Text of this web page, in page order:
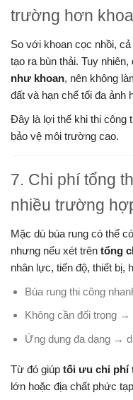
trường hơn
So với khoan cọc nhồi,
tạo ra bùn thải. Tuy nhiên,
như khoan, nên không
đất và hạn chế tối đa ảnh
Đây là lợi thế khi thi công
bảo vệ môi trường cao.
7. Chi phí tổng
nhiều trường
Mặc dù búa rung có thể
nhưng nếu xét trên tổng
nhân lực, tiến độ, thiết bị,
Búa rung thi công
Không cần đối trọng
Ứng dụng đa dạng →
Từ đó giúp tối ưu chi phí
lớn hoặc địa chất phức